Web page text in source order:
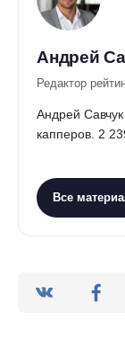
Андрей
Редактор
Андрей
капперов. 2
Все